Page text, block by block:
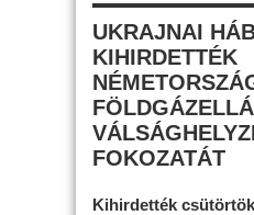
UKRAJNAI
KIHIRDETTÉK
FOKOZATÁT
Kihirdették